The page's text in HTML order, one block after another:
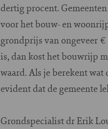
dertig procent.
voor het bouw- en
grondprijs van ongeveer
is, dan kost het bouwrijp
waard. Als je berekent wat
evident dat de gemeente
Grondspecialist dr Erik